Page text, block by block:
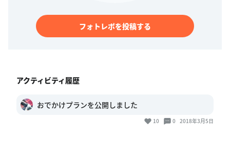
フォトレポを投稿する
アクティビティ履歴
おでかけプランを公開しました
10 0 2018年3月5日